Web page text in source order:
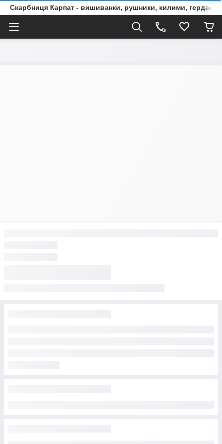
Скарбниця Карпат - вишиванки, рушники, килими, гердани,